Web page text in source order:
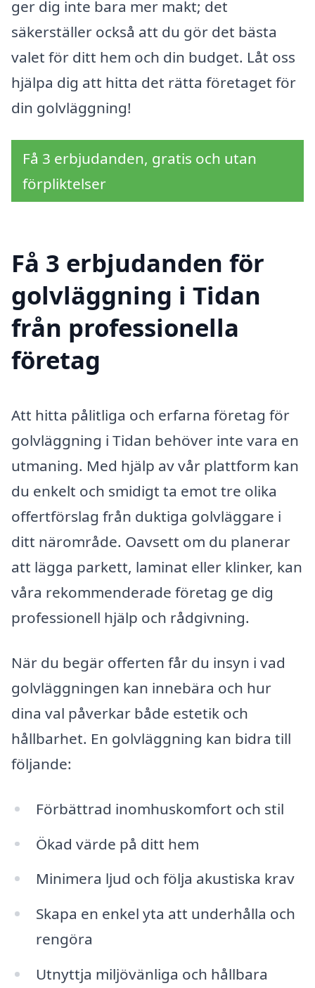
ger dig inte bara mer makt; det
säkerställer också att du gör det bästa
valet för ditt hem och din budget. Låt oss
hjälpa dig att hitta det rätta företaget för
din golvläggning!
Få 3 erbjudanden, gratis och utan
förpliktelser
Få 3 erbjudanden för
golvläggning i Tidan
från professionella
företag
Att hitta pålitliga och erfarna företag för
golvläggning i Tidan behöver inte vara en
utmaning. Med hjälp av vår plattform kan
du enkelt och smidigt ta emot tre olika
offertförslag från duktiga golvläggare i
ditt närområde. Oavsett om du planerar
att lägga parkett, laminat eller klinker, kan
våra rekommenderade företag ge dig
professionell hjälp och rådgivning.
När du begär offerten får du insyn i vad
golvläggningen kan innebära och hur
dina val påverkar både estetik och
hållbarhet. En golvläggning kan bidra till
följande:
Förbättrad inomhuskomfort och stil
Ökad värde på ditt hem
Minimera ljud och följa akustiska krav
Skapa en enkel yta att underhålla och
rengöra
Utnyttja miljövänliga och hållbara